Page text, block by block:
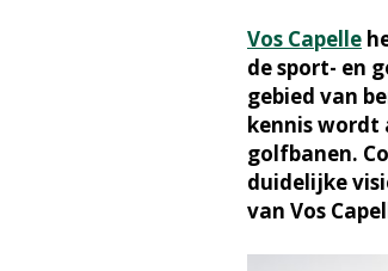
Vos Capelle
de sport- en
gebied van
kennis wordt
golfbanen.
duidelijke
van Vos